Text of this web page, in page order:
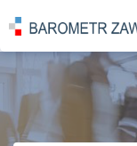
POWRÓT DOPROGNOZY